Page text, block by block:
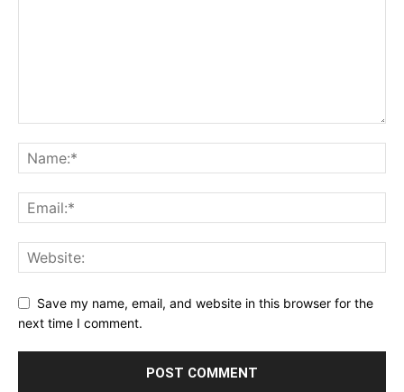
Save my name, email, and website in this browser for the
next time I comment.